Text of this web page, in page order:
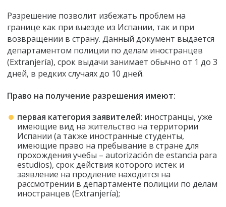
Разрешение позволит избежать проблем на
границе как при выезде из Испании, так и при
возвращении в страну. Данный документ выдается
департаментом полиции по делам иностранцев
(Extranjería), срок выдачи занимает обычно от 1 до 3
дней, в редких случаях до 10 дней.
Право на получение разрешения имеют:
первая категория заявителей: иностранцы, уже
имеющие вид на жительство на территории
Испании (а также иностранные студенты,
имеющие право на пребывание в стране для
прохождения учебы – autorización de estancia para
estudios), срок действия которого истек и
заявление на продление находится на
рассмотрении в департаменте полиции по делам
иностранцев (Extranjería);